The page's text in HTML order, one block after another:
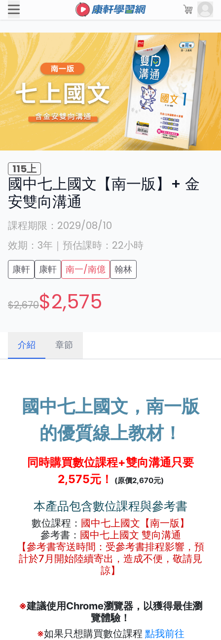
115上
國中七上國文【南一版】+ 金
安雙向溝通
課程期限： 2029/08/10
效期： 3年 ｜ 預估課時： 22小時
康軒 康軒 南一/南億 翰林
$2,670$2,575
介紹 章節
國中七上國文，南一版
的優質線上教材！
同時購買數位課程+雙向溝通只要
2,575元！
(原價2,670元)
本產品包含數位課程與參考書
數位課程： 國中七上國文【南一版】
參考書： 國中七上國文 雙向溝通
【參考書寄送時間：受參考書排程影響，預
計於7月開始陸續寄出，造成不便，敬請見
諒】
※建議使用Chrome瀏覽器，以獲得最佳瀏
覽體驗！
※如果只想購買數位課程 點我前往